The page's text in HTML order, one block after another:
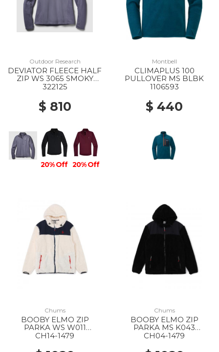
Outdoor Research
DEVIATOR FLEECE HALF
ZIP WS 3065 SMOKY
QUARTZ
322125
$ 810
20% Off 20% Off
Montbell
CLIMAPLUS 100
PULLOVER MS BLBK
1106593
$ 440
Chums
BOOBY ELMO ZIP
PARKA WS W011
White/Navy
CH14-1479
Chums
BOOBY ELMO ZIP
PARKA MS K043
BLACK/BK
CH04-1479